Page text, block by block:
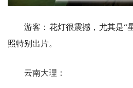
游客：花灯很震撼，尤其是“
照特别出片。
云南大理：